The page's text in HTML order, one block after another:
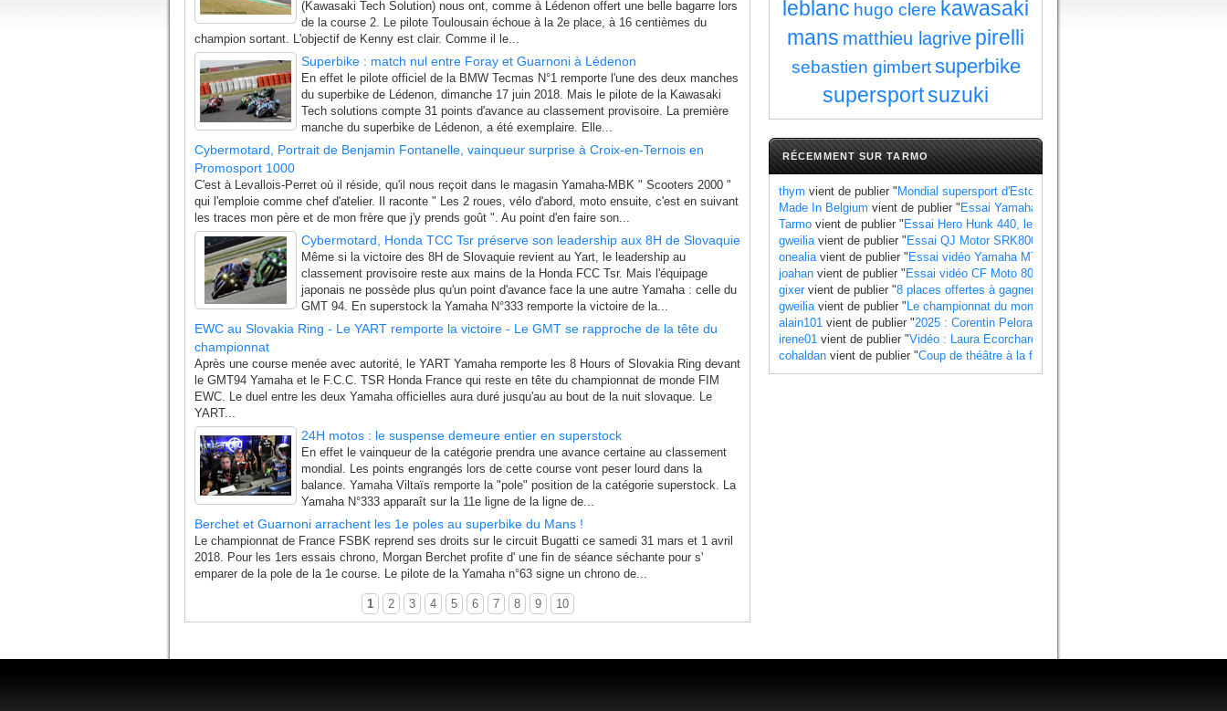
(Kawasaki Tech Solution) nous ont, comme à Lédenon offert une belle bagarre lors
de la course 2. Le pilote Toulousain échoue à la 2e place, à 16 centièmes du
champion sortant. L'objectif de Kenny est clair. Comme il le...
Superbike : match nul entre Foray et Guarnoni à Lédenon
En effet le pilote officiel de la BMW Tecmas N°1 remporte l'une des deux manches
du superbike de Lédenon, dimanche 17 juin 2018. Mais le pilote de la Kawasaki
Tech solutions compte 31 points d'avance au classement provisoire. La première
manche du superbike de Lédenon, a été exemplaire. Elle...
Cybermotard, Portrait de Benjamin Fontanelle, vainqueur surprise à Croix-en-Ternois en
Promosport 1000
C'est à Levallois-Perret où il réside, qu'il nous reçoit dans le magasin Yamaha-MBK " Scooters 2000 "
qui l'emploie comme chef d'atelier. Il raconte " Les 2 roues, vélo d'abord, moto ensuite, c'est en suivant
les traces mon père et de mon frère que j'y prends goût ". Au point d'en faire son...
Cybermotard, Honda TCC Tsr préserve son leadership aux 8H de Slovaquie
Même si la victoire des 8H de Slovaquie revient au Yart, le leadership au
classement provisoire reste aux mains de la Honda FCC Tsr. Mais l'équipage
japonais ne possède plus qu'un point d'avance face la une autre Yamaha : celle du
GMT 94. En superstock la Yamaha N°333 remporte la victoire de la...
EWC au Slovakia Ring - Le YART remporte la victoire - Le GMT se rapproche de la tête du
championnat
Après une course menée avec autorité, le YART Yamaha remporte les 8 Hours of Slovakia Ring devant
le GMT94 Yamaha et le F.C.C. TSR Honda France qui reste en tête du championnat de monde FIM
EWC. Le duel entre les deux Yamaha officielles aura duré jusqu'au au bout de la nuit slovaque. Le
YART...
24H motos : le suspense demeure entier en superstock
En effet le vainqueur de la catégorie prendra une avance certaine au classement
mondial. Les points engrangés lors de cette course vont peser lourd dans la
balance. Yamaha Viltaïs remporte la "pole" position de la catégorie superstock. La
Yamaha N°333 apparaît sur la 11e ligne de la ligne de...
Berchet et Guarnoni arrachent les 1e poles au superbike du Mans !
Le championnat de France FSBK reprend ses droits sur le circuit Bugatti ce samedi 31 mars et 1 avril
2018. Pour les 1ers essais chrono, Morgan Berchet profite d' une fin de séance séchante pour s'
emparer de la pole de la 1e course. Le pilote de la Yamaha n°63 signe un chrono de...
1 2 3 4 5 6 7 8 9 10
leblanc hugo clere kawasaki
mans matthieu lagrive pirelli
sebastien gimbert superbike
supersportsuzuki
RÉCEMMENT SUR TARMO
thym vient de publier " Mondial supersport d'Estoril : Manzi se rapproche du titre au
Made In Belgium vient de publier " Essai Yamaha Ténéré 700 World Raid, les points
Tarmo vient de publier " Essai Hero Hunk 440, les points à retenir
gweiliavient de publier " Essai QJ Motor SRK800, les points à retenir
onealiavient de publier " Essai vidéo Yamaha MT 07 2025 standard et Y AMT
joahan vient de publier " Essai vidéo CF Moto 800 MT X
gixervient de publier "8 places offertes à gagner pour le Grand Prix de France 2025
gweiliavient de publier " Le championnat du monde side-car 2025 a un calendrier
alain101 vient de publier "2025 : Corentin Pelorari sous les couleurs de Honda
irene01 vient de publier "Vidéo : Laura Ecorchard détaille sa saison 2024
cohaldan vient de publier "Coup de théâtre à la finale du Mondial 2024 side-car ,